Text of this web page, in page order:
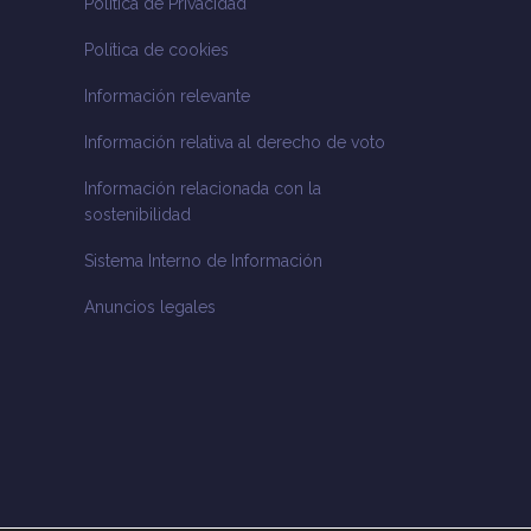
Política de Privacidad
Política de cookies
Información relevante
Información relativa al derecho de voto
Información relacionada con la
sostenibilidad
Sistema Interno de Información
Anuncios legales